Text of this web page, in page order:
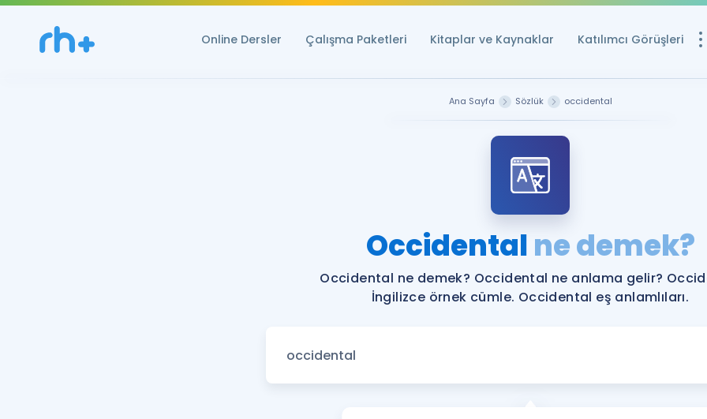
Online Dersler Çalışma Paketleri Kitaplar ve Kaynaklar Katılımcı Görüşleri
Ücretsiz
YDS ve YÖKDİL
YDS ve YÖKDİL'e
Tüm ÖSYM
Ana Sayfa Sözlük occidental
Occidentalne demek?
Occidental ne demek? Occidental ne anlama gelir?
İngilizce örnek cümle. Occidental eş anlamlıları.